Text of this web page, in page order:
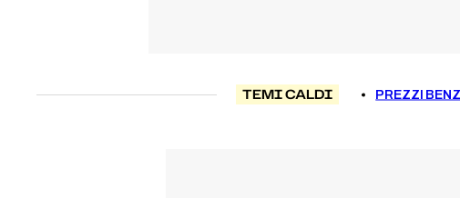
TEMI CALDI PREZZI